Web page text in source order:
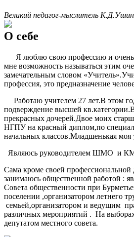
Великий педагог-мыслитель
О себе
Я люблю свою профессию и очень
мне возможность называться этим
замечательным словом
профессия, это предназначение
Работаю учителем 27 лет.В этом
подверждение высшей
прекрасных дочерей.Двое моих
НГПУ на красный диплом,по
начальных классов.Младшенькая моя
Являюсь руководителем ШМО и
Сама кроме своей профессиональной
занимаюсь общественной работой :
Совета общественности при
поселении ,организатором летнего
семьей,организатором и ведущим
различных мероприятий . На
депутатом местного совета.